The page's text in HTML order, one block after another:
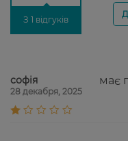
З 1 відгуків
софія
28 декабря, 2025
має